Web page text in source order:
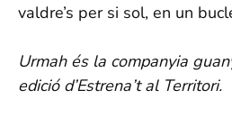
valdre’s per si sol, en un
Urmah és la companyia
edició d’Estrena’t al Territori.